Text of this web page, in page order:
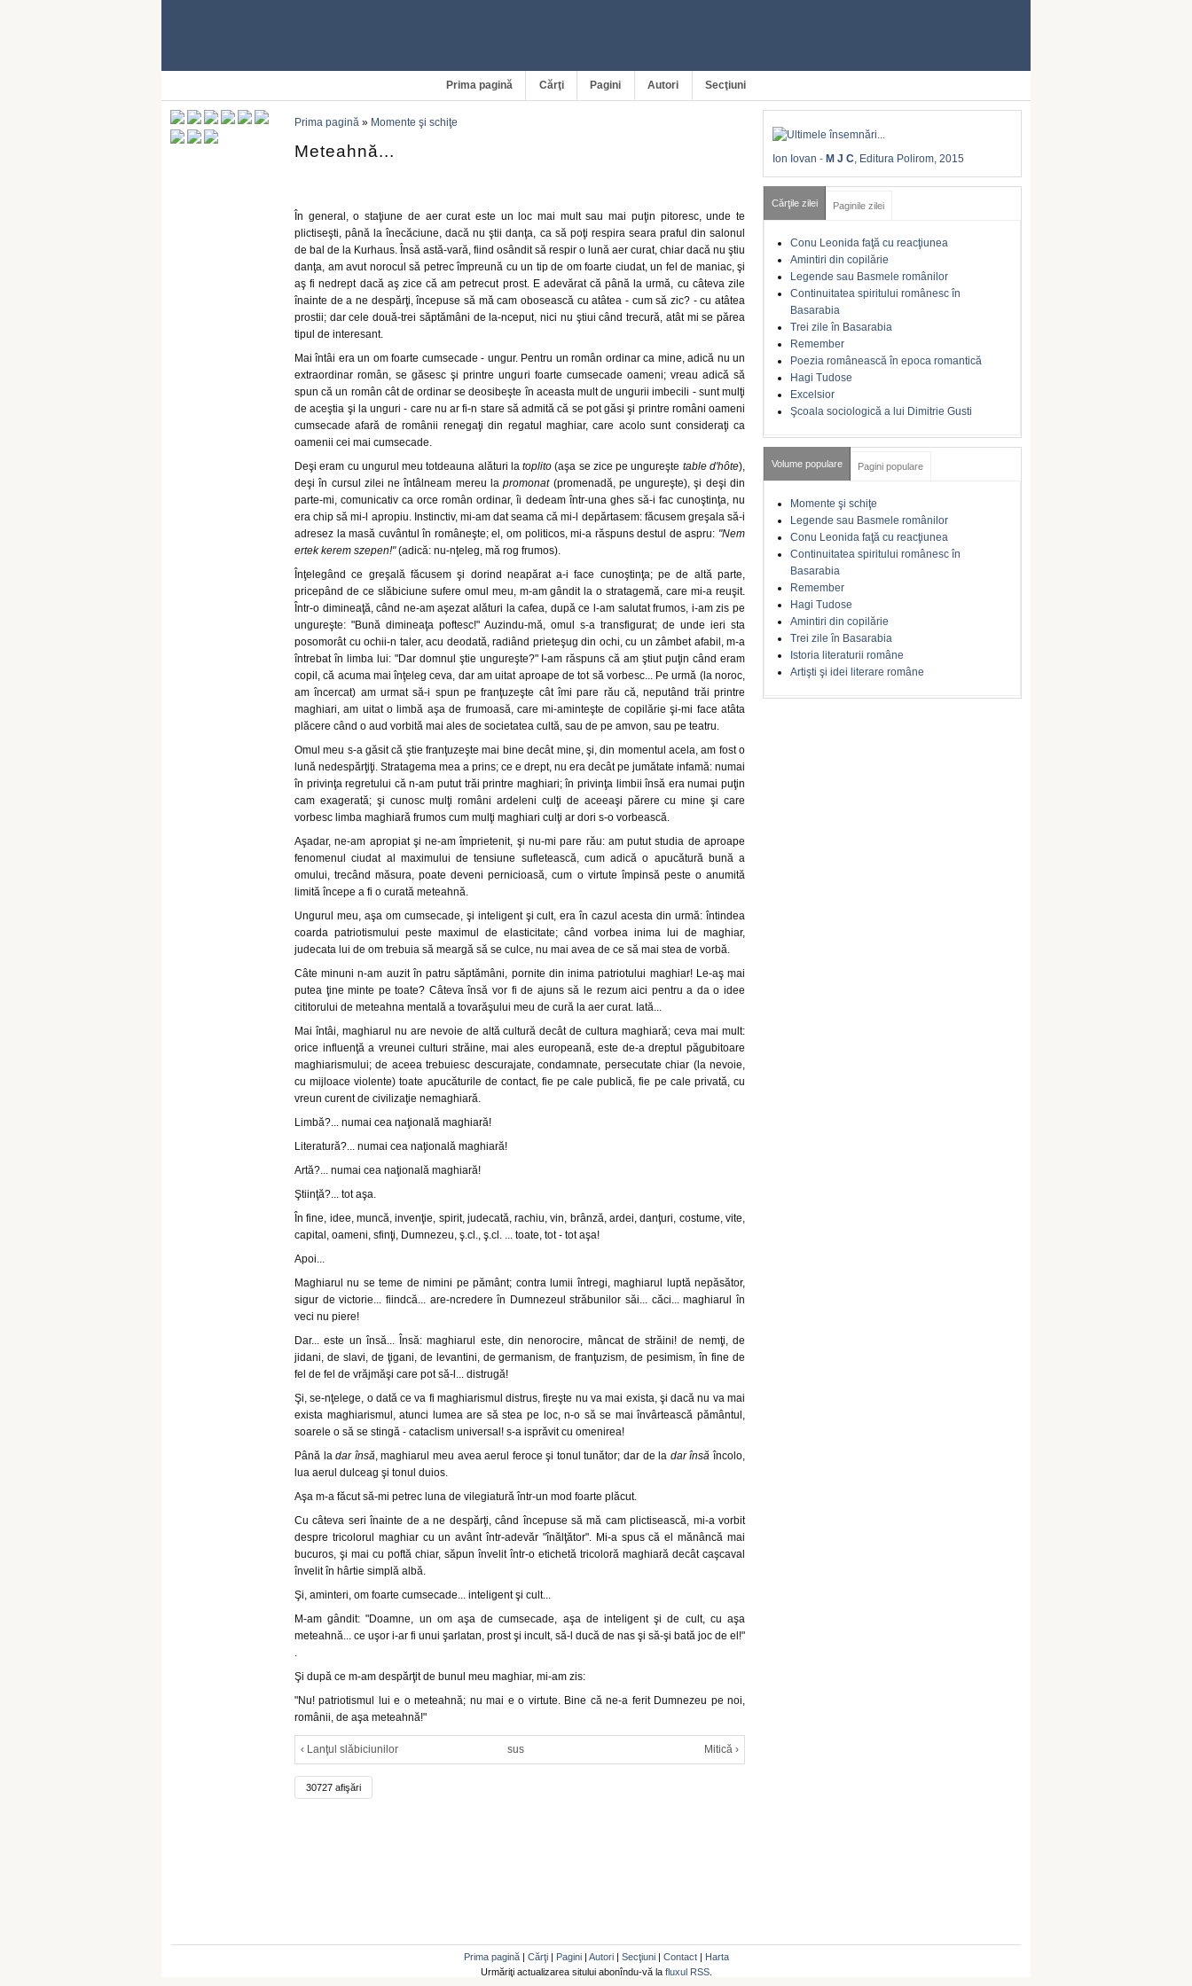
Prima pagină Cărţi Pagini Autori Secţiuni
Prima pagină » Momente şi schiţe
Meteahnă...
În general, o staţiune de aer curat este un loc mai mult sau mai puţin pitoresc, unde te
plictiseşti, până la înecăciune, dacă nu ştii danţa, ca să poţi respira seara praful din salonul
de bal de la Kurhaus. Însă astă-vară, fiind osândit să respir o lună aer curat, chiar dacă nu ştiu
danţa, am avut norocul să petrec împreună cu un tip de om foarte ciudat, un fel de maniac, şi
aş fi nedrept dacă aş zice că am petrecut prost. E adevărat că până la urmă, cu câteva zile
înainte de a ne despărţi, începuse să mă cam obosească cu atâtea - cum să zic? - cu atâtea
prostii; dar cele două-trei săptămâni de la-nceput, nici nu ştiui când trecură, atât mi se părea
tipul de interesant.
Mai întâi era un om foarte cumsecade - ungur. Pentru un român ordinar ca mine, adică nu un
extraordinar român, se găsesc şi printre unguri foarte cumsecade oameni; vreau adică să
spun că un român cât de ordinar se deosibeşte în aceasta mult de ungurii imbecili - sunt mulţi
de aceştia şi la unguri - care nu ar fi-n stare să admită că se pot găsi şi printre români oameni
cumsecade afară de românii renegaţi din regatul maghiar, care acolo sunt consideraţi ca
oamenii cei mai cumsecade.
Deşi eram cu ungurul meu totdeauna alături latoplito (aşa se zice pe ungureşte table d'hôte),
deşi în cursul zilei ne întâlneam mereu lapromonat(promenadă, pe ungureşte), şi deşi din
parte-mi, comunicativ ca orce român ordinar, îi dedeam într-una ghes să-i fac cunoştinţa, nu
era chip să mi-l apropiu. Instinctiv, mi-am dat seama că mi-l depărtasem: făcusem greşala să-i
adresez la masă cuvântul în româneşte; el, om politicos, mi-a răspuns destul de aspru: "Nem
ertek kerem szepen!"(adică: nu-nţeleg, mă rog frumos).
Înţelegând ce greşală făcusem şi dorind neapărat a-i face cunoştinţa; pe de altă parte,
pricepând de ce slăbiciune sufere omul meu, m-am gândit la o stratagemă, care mi-a reuşit.
Într-o dimineaţă, când ne-am aşezat alături la cafea, după ce l-am salutat frumos, i-am zis pe
ungureşte: "Bună dimineaţa poftesc!" Auzindu-mă, omul s-a transfigurat; de unde ieri sta
posomorât cu ochii-n taler, acu deodată, radiând prieteşug din ochi, cu un zâmbet afabil, m-a
întrebat în limba lui: "Dar domnul ştie ungureşte?" I-am răspuns că am ştiut puţin când eram
copil, că acuma mai înţeleg ceva, dar am uitat aproape de tot să vorbesc... Pe urmă (la noroc,
am încercat) am urmat să-i spun pe franţuzeşte cât îmi pare rău că, neputând trăi printre
maghiari, am uitat o limbă aşa de frumoasă, care mi-aminteşte de copilărie şi-mi face atâta
plăcere când o aud vorbită mai ales de societatea cultă, sau de pe amvon, sau pe teatru.
Omul meu s-a găsit că ştie franţuzeşte mai bine decât mine, şi, din momentul acela, am fost o
lună nedespărţiţi. Stratagema mea a prins; ce e drept, nu era decât pe jumătate infamă: numai
în privinţa regretului că n-am putut trăi printre maghiari; în privinţa limbii însă era numai puţin
cam exagerată; şi cunosc mulţi români ardeleni culţi de aceeaşi părere cu mine şi care
vorbesc limba maghiară frumos cum mulţi maghiari culţi ar dori s-o vorbească.
Aşadar, ne-am apropiat şi ne-am împrietenit, şi nu-mi pare rău: am putut studia de aproape
fenomenul ciudat al maximului de tensiune sufletească, cum adică o apucătură bună a
omului, trecând măsura, poate deveni pernicioasă, cum o virtute împinsă peste o anumită
limită începe a fi o curată meteahnă.
Ungurul meu, aşa om cumsecade, şi inteligent şi cult, era în cazul acesta din urmă: întindea
coarda patriotismului peste maximul de elasticitate; când vorbea inima lui de maghiar,
judecata lui de om trebuia să meargă să se culce, nu mai avea de ce să mai stea de vorbă.
Câte minuni n-am auzit în patru săptămâni, pornite din inima patriotului maghiar! Le-aş mai
putea ţine minte pe toate? Câteva însă vor fi de ajuns să le rezum aici pentru a da o idee
cititorului de meteahna mentală a tovarăşului meu de cură la aer curat. Iată...
Mai întâi, maghiarul nu are nevoie de altă cultură decât de cultura maghiară; ceva mai mult:
orice influenţă a vreunei culturi străine, mai ales europeană, este de-a dreptul păgubitoare
maghiarismului; de aceea trebuiesc descurajate, condamnate, persecutate chiar (la nevoie,
cu mijloace violente) toate apucăturile de contact, fie pe cale publică, fie pe cale privată, cu
vreun curent de civilizaţie nemaghiară.
Limbă?... numai cea naţională maghiară!
Literatură?... numai cea naţională maghiară!
Artă?... numai cea naţională maghiară!
Ştiinţă?... tot aşa.
În fine, idee, muncă, invenţie, spirit, judecată, rachiu, vin, brânză, ardei, danţuri, costume, vite,
capital, oameni, sfinţi, Dumnezeu, ş.cl., ş.cl. ... toate, tot - tot aşa!
Apoi...
Maghiarul nu se teme de nimini pe pământ; contra lumii întregi, maghiarul luptă nepăsător,
sigur de victorie... fiindcă... are-ncredere în Dumnezeul străbunilor săi... căci... maghiarul în
veci nu piere!
Dar... este un însă... Însă: maghiarul este, din nenorocire, mâncat de străini! de nemţi, de
jidani, de slavi, de ţigani, de levantini, de germanism, de franţuzism, de pesimism, în fine de
fel de fel de vrăjmăşi care pot să-l... distrugă!
Şi, se-nţelege, o dată ce va fi maghiarismul distrus, fireşte nu va mai exista, şi dacă nu va mai
exista maghiarismul, atunci lumea are să stea pe loc, n-o să se mai învârtească pământul,
soarele o să se stingă - cataclism universal! s-a isprăvit cu omenirea!
Până ladar însă, maghiarul meu avea aerul feroce şi tonul tunător; dar de la dar însă încolo,
lua aerul dulceag şi tonul duios.
Aşa m-a făcut să-mi petrec luna de vilegiatură într-un mod foarte plăcut.
Cu câteva seri înainte de a ne despărţi, când începuse să mă cam plictisească, mi-a vorbit
despre tricolorul maghiar cu un avânt într-adevăr "înălţător". Mi-a spus că el mănâncă mai
bucuros, şi mai cu poftă chiar, săpun învelit într-o etichetă tricoloră maghiară decât caşcaval
învelit în hârtie simplă albă.
Şi, aminteri, om foarte cumsecade... inteligent şi cult...
M-am gândit: "Doamne, un om aşa de cumsecade, aşa de inteligent şi de cult, cu aşa
meteahnă... ce uşor i-ar fi unui şarlatan, prost şi incult, să-l ducă de nas şi să-şi bată joc de el!"
.
Şi după ce m-am despărţit de bunul meu maghiar, mi-am zis:
"Nu! patriotismul lui e o meteahnă; nu mai e o virtute. Bine că ne-a ferit Dumnezeu pe noi,
românii, de aşa meteahnă!"
‹ Lanţul slăbiciunilor sus Mitică ›
30727 afişări
Ion Iovan - M J C, Editura Polirom, 2015
Cărţile zilei Paginile zilei
Conu Leonida faţă cu reacţiunea
Amintiri din copilărie
Legende sau Basmele românilor
Continuitatea spiritului românesc în
Basarabia
Trei zile în Basarabia
Remember
Poezia românească în epoca romantică
Hagi Tudose
Excelsior
Şcoala sociologică a lui Dimitrie Gusti
Volume populare Pagini populare
Momente şi schiţe
Legende sau Basmele românilor
Conu Leonida faţă cu reacţiunea
Continuitatea spiritului românesc în
Basarabia
Remember
Hagi Tudose
Amintiri din copilărie
Trei zile în Basarabia
Istoria literaturii române
Artişti şi idei literare române
Prima pagină| Cărţi| Pagini| Autori| Secţiuni| Contact| Harta
Urmăriţi actualizarea sitului abonîndu-vă la fluxul RSS.